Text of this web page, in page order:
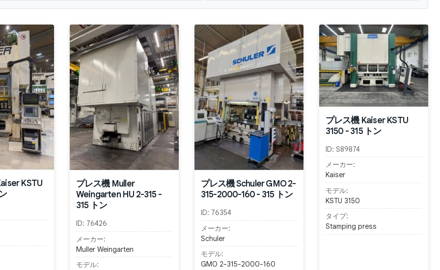
KSTU
プレス機 Muller
Weingarten HU 2-315 -
315 トン
ID: 76426
メーカー:
Muller Weingarten
モデル:
プレス機 Schuler GMO 2-
315-2000-160 - 315 トン
ID: 76354
メーカー:
Schuler
モデル:
GMO 2-315-2000-160
プレス機 Kaiser KSTU
3150 - 315 トン
ID: S89874
メーカー:
Kaiser
モデル:
KSTU 3150
タイプ:
Stamping press